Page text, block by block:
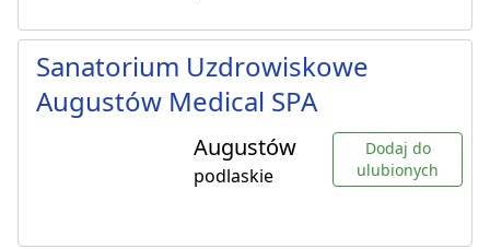
Sanatorium Uzdrowiskowe
Augustów Medical SPA
Augustów
podlaskie
Dodaj do
ulubionych